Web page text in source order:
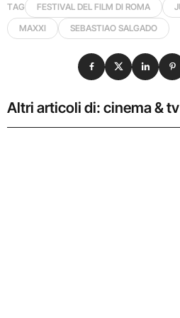
TAG FESTIVAL DEL FILM DI ROMA
MAXXI
SEBASTIAO SALGADO
Condividi su
Condividi su
Altri articoli di: cinema & tv